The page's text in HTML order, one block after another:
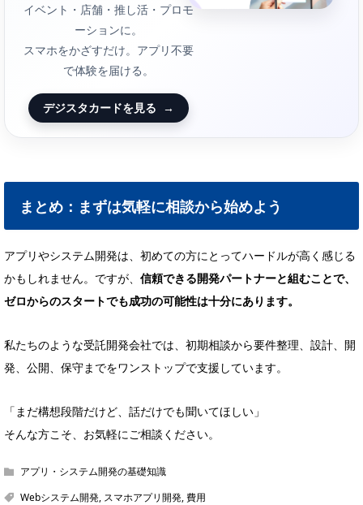
イベント・店舗・推し活・プロモ
ーションに。
スマホをかざすだけ。アプリ不要
で体験を届ける。
デジスタカードを見る →
まとめ：まずは気軽に相談から始めよう
アプリやシステム開発は、初めての方にとってハードルが高く感じる
かもしれません。ですが、 信頼できる開発パートナーと組むことで、
ゼロからのスタートでも成功の可能性は十分にあります。
私たちのような受託開発会社では、初期相談から要件整理、設計、開
発、公開、保守までをワンストップで支援しています。
「まだ構想段階だけど、話だけでも聞いてほしい」
そんな方こそ、お気軽にご相談ください。
アプリ・システム開発の基礎知識
Webシステム開発, スマホアプリ開発,費用